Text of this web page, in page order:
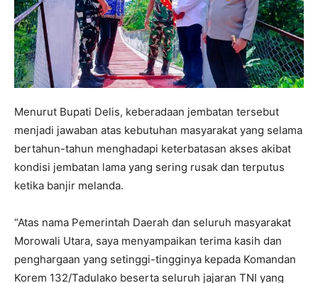
Menurut Bupati Delis, keberadaan jembatan tersebut
menjadi jawaban atas kebutuhan masyarakat yang selama
bertahun-tahun menghadapi keterbatasan akses akibat
kondisi jembatan lama yang sering rusak dan terputus
ketika banjir melanda.
“Atas nama Pemerintah Daerah dan seluruh masyarakat
Morowali Utara, saya menyampaikan terima kasih dan
penghargaan yang setinggi-tingginya kepada Komandan
Korem 132/Tadulako beserta seluruh jajaran TNI yang